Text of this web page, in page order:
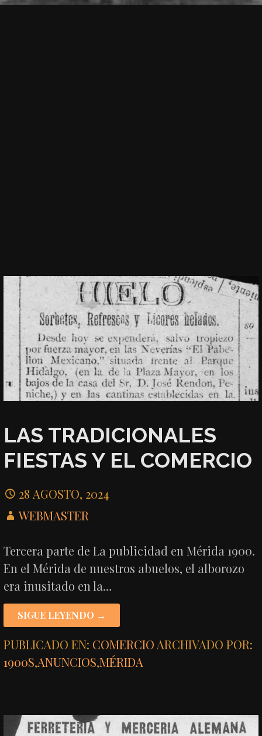
LAS TRADICIONALES
FIESTAS Y EL COMERCIO
28 AGOSTO, 2024
WEBMASTER
Tercera parte de La publicidad en Mérida 1900.
En el Mérida de nuestros abuelos, el alborozo
era inusitado en la…
SIGUE LEYENDO →
PUBLICADO EN: COMERCIO ARCHIVADO POR:
1900S,ANUNCIOS,MÉRIDA